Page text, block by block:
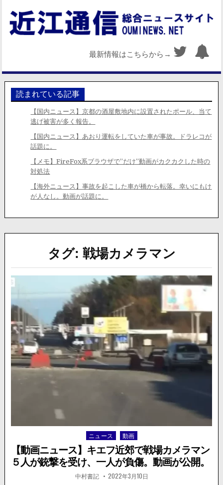
最新情報はこちらから→
読まれている記事
【国内ニュース】京都の酒屋敷地内に設置されたポール、当て
逃げ被害が多く報告。
【国内ニュース】あおり運転をしていた車が事故。ドラレコが
話題に。
【メモ】FireFox系ブラウザで”だけ”動画がカクカクした時の
対処法
【海外ニュース】事故を起こした車が橋から転落。幸いにもけ
が人なし。動画が話題に。
タグ: 戦場カメラマン
Posted
in
ニュース 動画
【動画ニュース】キエフ近郊で戦場カメラマン
５人が銃撃を受け、一人が負傷。動画が公開。
著
者:
中村書記 掲
載
2022年3月10日